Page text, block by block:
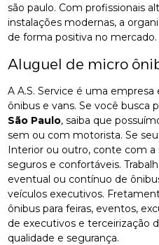
são paulo. Com profissionais
instalações modernas, a
de forma positiva no mercado.
Aluguel de micro
A A.S. Service é uma
ônibus e vans. Se você busca
São Paulo, saiba que
sem ou com motorista. Se
Interior ou outro, conte com
seguros e confortáveis.
eventual ou contínuo de
veículos executivos.
ônibus para feiras, eventos,
de executivos e terceirização
qualidade e segurança.